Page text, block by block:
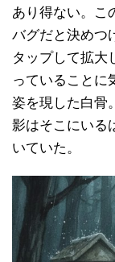
あり得ない。こ
バグだと決めつ
タップして拡大
っていることに
姿を現した白骨
影はそこにいる
いていた。